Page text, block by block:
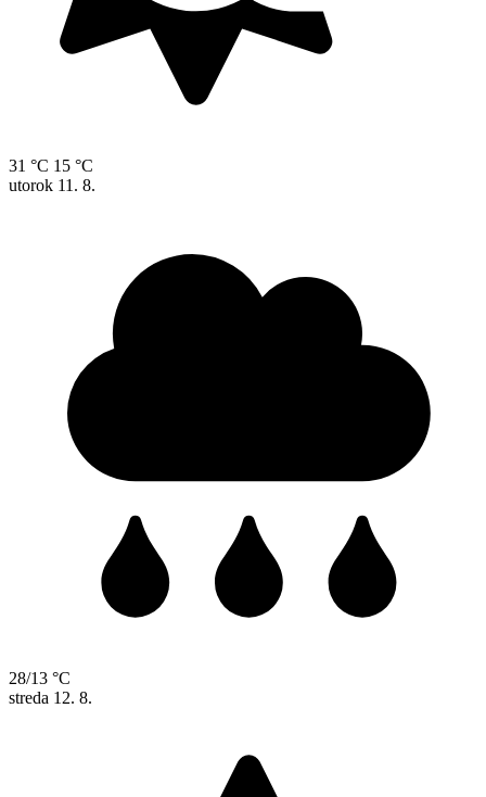
31 °C 15 °C
utorok 11. 8.
28/13 °C
streda 12. 8.